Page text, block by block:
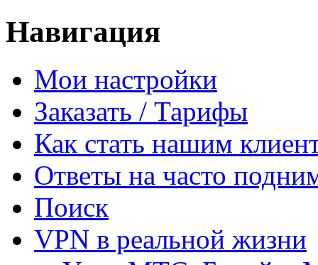
Навигация
Мои настройки
Заказать / Тарифы
Как стать нашим
Ответы на часто
Поиск
VPN в реальной жизни